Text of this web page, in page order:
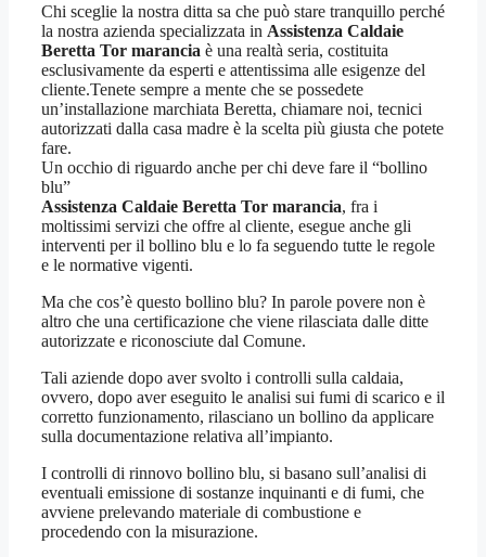
Chi sceglie la nostra ditta sa che può stare tranquillo perché
la nostra azienda specializzata in Assistenza Caldaie
Beretta Tor marancia è una realtà seria, costituita
esclusivamente da esperti e attentissima alle esigenze del
cliente.Tenete sempre a mente che se possedete
un’installazione marchiata Beretta, chiamare noi, tecnici
autorizzati dalla casa madre è la scelta più giusta che potete
fare.
Un occhio di riguardo anche per chi deve fare il “bollino
blu”
Assistenza Caldaie Beretta Tor marancia, fra i
moltissimi servizi che offre al cliente, esegue anche gli
interventi per il bollino blu e lo fa seguendo tutte le regole
e le normative vigenti.
Ma che cos’è questo bollino blu? In parole povere non è
altro che una certificazione che viene rilasciata dalle ditte
autorizzate e riconosciute dal Comune.
Tali aziende dopo aver svolto i controlli sulla caldaia,
ovvero, dopo aver eseguito le analisi sui fumi di scarico e il
corretto funzionamento, rilasciano un bollino da applicare
sulla documentazione relativa all’impianto.
I controlli di rinnovo bollino blu, si basano sull’analisi di
eventuali emissione di sostanze inquinanti e di fumi, che
avviene prelevando materiale di combustione e
procedendo con la misurazione.